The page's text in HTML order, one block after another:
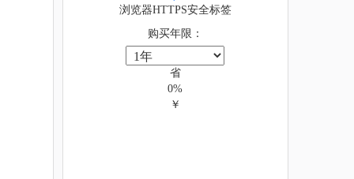
浏览器HTTPS安全标签
购买年限：
省
0%
￥